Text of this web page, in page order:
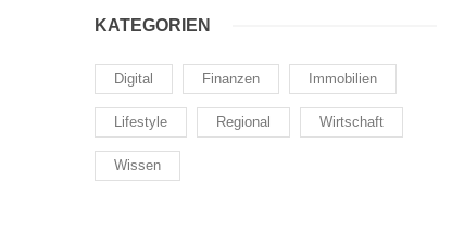
KATEGORIEN
Digital Finanzen Immobilien
Lifestyle Regional Wirtschaft
Wissen